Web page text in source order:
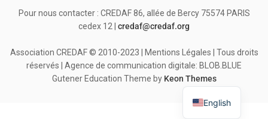
Pour nous contacter : CREDAF 86, allée de Bercy 75574 PARIS
cedex 12 | credaf@credaf.org
Association CREDAF © 2010-2023 | Mentions Légales | Tous droits
réservés | Agence de communication digitale: BLOB.BLUE
Gutener Education Theme by Keon Themes
English